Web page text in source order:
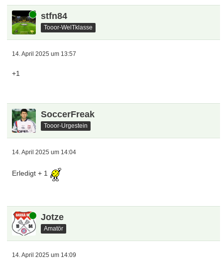
Online stfn84
Tooor-WelTklasse
14. April 2025 um 13:57
+1
SoccerFreak
Tooor-Urgestein
14. April 2025 um 14:04
Erledigt + 1
Online Jotze
Amatör
14. April 2025 um 14:09